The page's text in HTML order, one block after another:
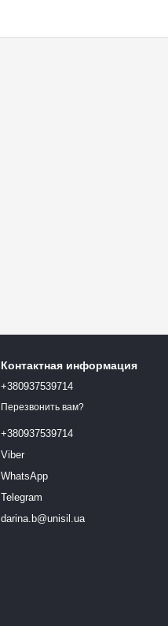
Контактная информация
+380937539714
Перезвонить вам?
+380937539714
Viber
WhatsApp
Telegram
darina.b@unisil.ua